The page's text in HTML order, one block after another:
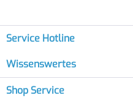
Service Hotline
Wissenswertes
Shop Service